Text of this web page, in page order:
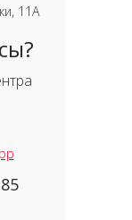
11А